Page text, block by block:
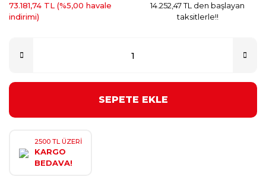
73.181,74 TL (%5,00 havale
indirimi)
14.252,47 TL den başlayan
taksitlerle!!
SEPETE EKLE
2500 TL ÜZERİ
KARGO
BEDAVA!